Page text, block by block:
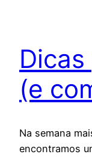
(e
Na semana
encontramos